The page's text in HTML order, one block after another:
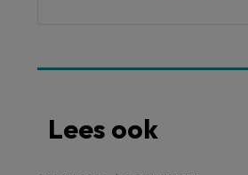
Lees ook